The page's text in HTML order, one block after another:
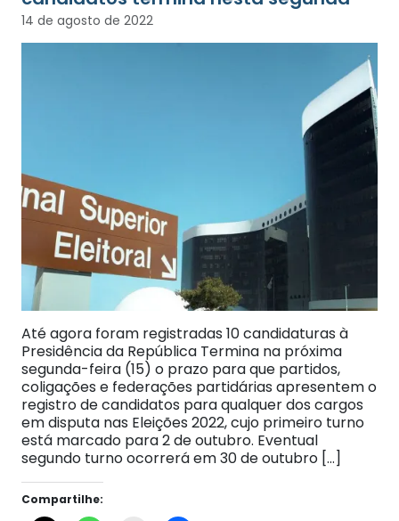
14 de agosto de 2022
Até agora foram registradas 10 candidaturas à
Presidência da República Termina na próxima
segunda-feira (15) o prazo para que partidos,
coligações e federações partidárias apresentem o
registro de candidatos para qualquer dos cargos
em disputa nas Eleições 2022, cujo primeiro turno
está marcado para 2 de outubro. Eventual
segundo turno ocorrerá em 30 de outubro […]
Compartilhe: